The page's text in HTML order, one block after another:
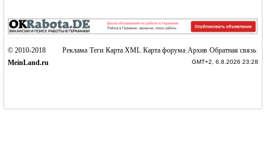
Реклама Теги Карта XML Карта форума Архив Обратная связь
GMT+2, 6.8.2026 23:28
© 2010-2018
MeinLand.ru